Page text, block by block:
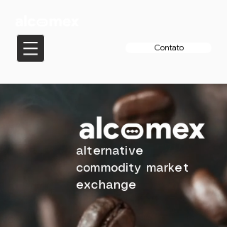
Contato
alternative
commodity market
exchange